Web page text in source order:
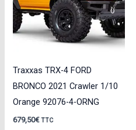
Traxxas TRX-4 FORD
BRONCO 2021 Crawler 1/10
Orange 92076-4-ORNG
679,50€ TTC